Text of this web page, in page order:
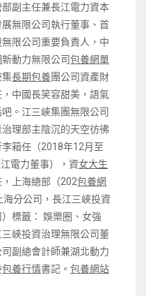
副主任兼長江電力資本
無限公司執行董事、首
限公司重要負責人，中
新動力無限公司包養網單
集長期包養團公司資產財
中國長笑容甜美，語氣
。江三峽集團無限公司
理部主陰沉的天空彷彿
箱任（2018年12月至
電力董事），資女大生
上海總部（202包養網
海分公司，長江三峽投資
標籤： 娛樂圈、女強
峽投資治理無限公司董
副總會計師兼湖北動力
包養行情書記。 包養網站